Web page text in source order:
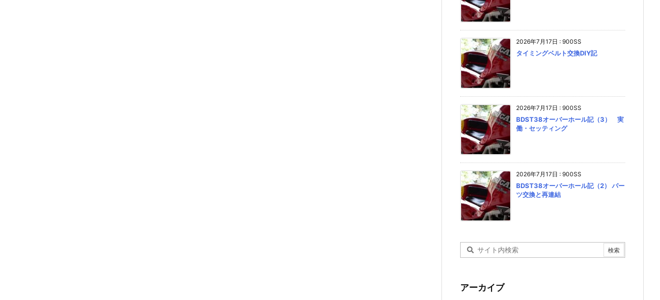
2026年7月17日 : 900SS
タイミングベルト交換DIY記
2026年7月17日 : 900SS
BDST38オーバーホール記（3） 実
働・セッティング
2026年7月17日 : 900SS
BDST38オーバーホール記（2） パー
ツ交換と再連結
アーカイブ